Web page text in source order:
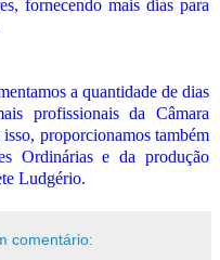
fornecendo mais dias para
a quantidade de dias
profissionais da Câmara
proporcionamos também
Ordinárias e da produção
Ludgério.
comentário: